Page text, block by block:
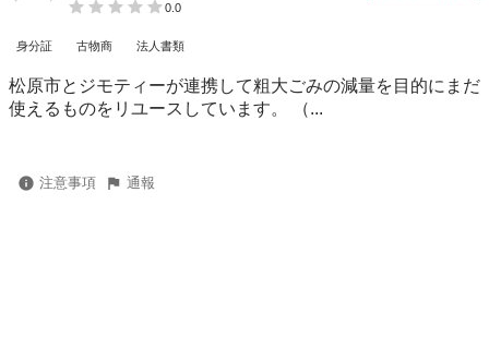
0.0
身分証 古物商 法人書類
松原市とジモティーが連携して粗⼤ごみの減量を⽬的にまだ
使えるものをリユースしています。 （...
注意事項 通報